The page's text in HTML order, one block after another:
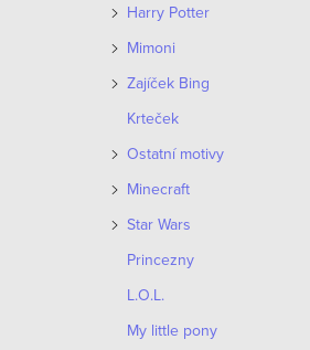
Harry Potter
Mimoni
Zajíček Bing
Krteček
Ostatní motivy
Minecraft
Star Wars
Princezny
L.O.L.
My little pony